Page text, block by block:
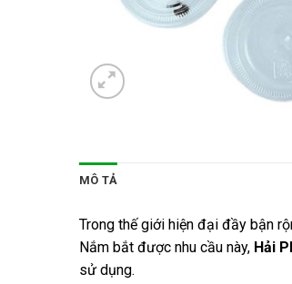
MÔ TẢ
Trong thế giới hiện đại đầy bận
Nắm bắt được nhu cầu này, Hải
sử dụng.